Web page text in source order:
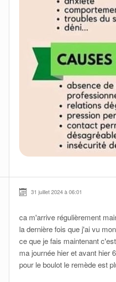
31 juillet 2024 à 06:01
ca m'arrive régulièrement
la dernière fois que j'ai vu
ce que je fais maintenant
ma journée hier et avant hier
pour le boulot le remède est